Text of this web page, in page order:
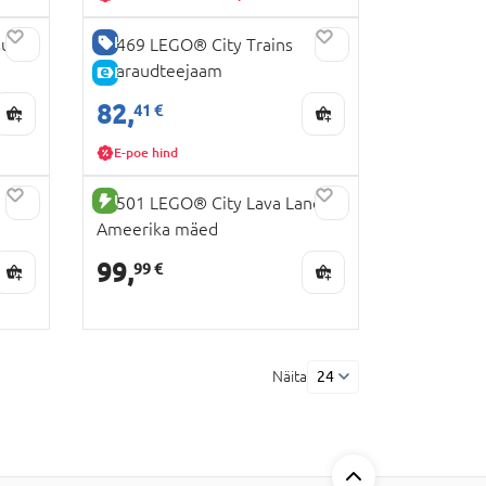
HEA HIND
E-HIND
60469 LEGO® City Trains
Pearaudteejaam
82,41 €
E-poe hind
UUS TOODE
60501 LEGO® City Lava Landi
Ameerika mäed
99,99 €
Näita 24